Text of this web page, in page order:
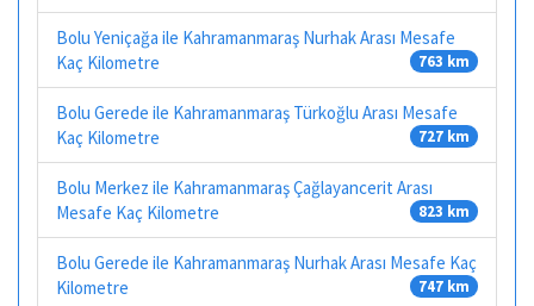
Bolu Yeniçağa ile Kahramanmaraş Nurhak Arası Mesafe
Kaç Kilometre
763 km
Bolu Gerede ile Kahramanmaraş Türkoğlu Arası Mesafe
Kaç Kilometre
727 km
Bolu Merkez ile Kahramanmaraş Çağlayancerit Arası
Mesafe Kaç Kilometre
823 km
Bolu Gerede ile Kahramanmaraş Nurhak Arası Mesafe Kaç
Kilometre
747 km